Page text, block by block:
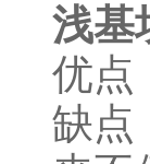
浅基
优点
缺点